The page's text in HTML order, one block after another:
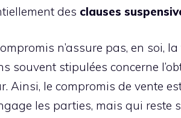
des clauses
n’assure pas, en soi,
souvent stipulées concerne
Ainsi, le compromis de vente
les parties, mais qui reste